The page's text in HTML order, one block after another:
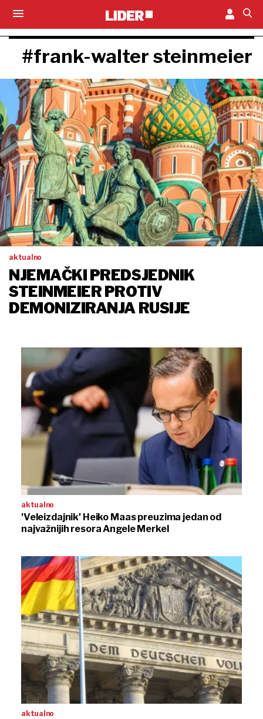
#frank-walter steinmeier
aktualno
NJEMAČKI PREDSJEDNIK
STEINMEIER PROTIV
DEMONIZIRANJA RUSIJE
aktualno
'Veleizdajnik' Heiko Maas preuzima jedan od
najvažnijih resora Angele Merkel
aktualno